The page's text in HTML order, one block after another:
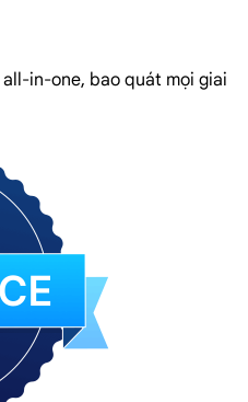
in-one, bao quát mọi giai